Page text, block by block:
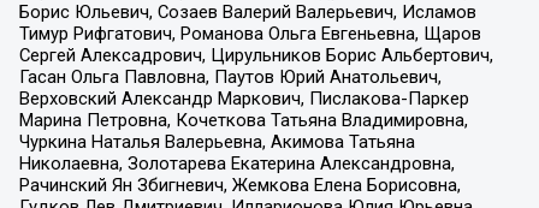
Борис Юльевич, Созаев Валерий Валерьевич, Исламов
Тимур Рифгатович, Романова Ольга Евгеньевна, Щаров
Сергей Алексадрович, Цирульников Борис Альбертович,
Гасан Ольга Павловна, Паутов Юрий Анатольевич,
Верховский Александр Маркович, Пислакова-Паркер
Марина Петровна, Кочеткова Татьяна Владимировна,
Чуркина Наталья Валерьевна, Акимова Татьяна
Николаевна, Золотарева Екатерина Александровна,
Рачинский Ян Збигневич, Жемкова Елена Борисовна,